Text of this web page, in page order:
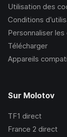
Utilisation des
Conditions
Personnaliser
Télécharger
Appareils
Sur Molotov
TF1 direct
France 2 direct